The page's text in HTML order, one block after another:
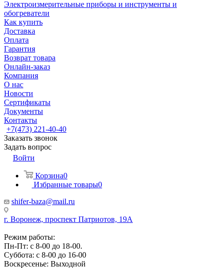
Электроизмерительные приборы и инструменты и
обогреватели
Как купить
Доставка
Оплата
Гарантия
Возврат товара
Онлайн-заказ
Компания
О нас
Новости
Сертификаты
Документы
Контакты
+7(473) 221-40-40
Заказать звонок
Задать вопрос
Войти
Корзина0
Избранные товары0
shifer-baza@mail.ru
г. Воронеж, проспект Патриотов, 19А
Режим работы:
Пн-Пт: с 8-00 до 18-00.
Суббота: с 8-00 до 16-00
Воскресенье: Выходной